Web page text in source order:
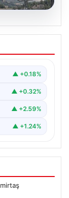
bulunan
▲ +0.18%
▲ +0.32%
▲ +2.59%
▲ +1.24%